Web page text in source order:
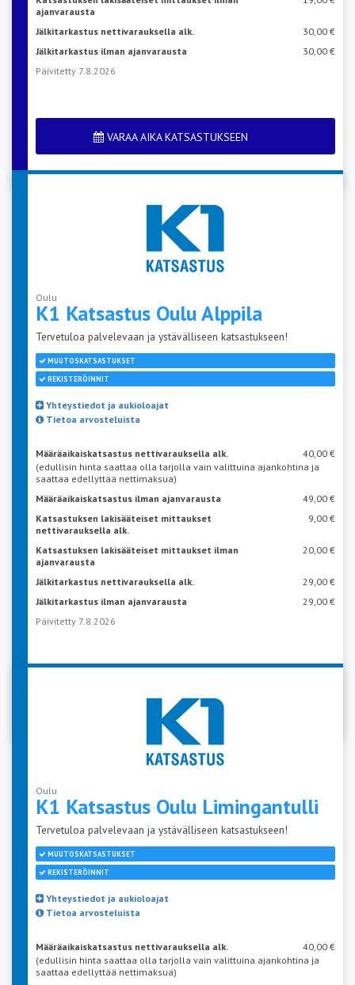
ajanvarausta
Jälkitarkastus nettivarauksella alk.
30,00 €
Jälkitarkastus ilman ajanvarausta
30,00 €
Päivitetty 7.8.2026
VARAA AIKA KATSASTUKSEEN
Oulu
K1 Katsastus OuluAlppila
Tervetuloa palvelevaan ja ystävälliseen katsastukseen!
MUUTOSKATSASTUKSET
REKISTERÖINNIT
Yhteystiedot ja aukioloajat
Tietoa arvosteluista
Määräaikaiskatsastus nettivarauksella alk.
40,00 €
(edullisin hinta saattaa olla tarjolla vain valittuina ajankohtina ja
saattaa edellyttää nettimaksua)
Määräaikaiskatsastus ilman ajanvarausta
49,00 €
Katsastuksen lakisääteiset mittaukset
nettivarauksella alk.
9,00 €
Katsastuksen lakisääteiset mittaukset ilman
ajanvarausta
20,00 €
Jälkitarkastus nettivarauksella alk.
29,00 €
Jälkitarkastus ilman ajanvarausta
29,00 €
Päivitetty 7.8.2026
Oulu
K1 Katsastus Oulu Limingantulli
Tervetuloa palvelevaan ja ystävälliseen katsastukseen!
MUUTOSKATSASTUKSET
REKISTERÖINNIT
Yhteystiedot ja aukioloajat
Tietoa arvosteluista
Määräaikaiskatsastus nettivarauksella alk.
40,00 €
(edullisin hinta saattaa olla tarjolla vain valittuina ajankohtina ja
saattaa edellyttää nettimaksua)